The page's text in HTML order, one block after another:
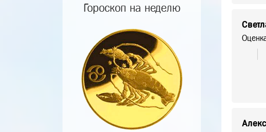
Гороскоп на неделю